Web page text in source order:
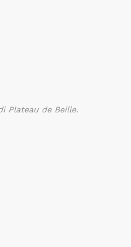
Plateau de Beille.